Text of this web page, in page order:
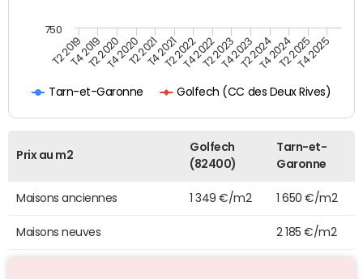
Tarn-et-Garonne Golfech (CC des Deux Rives)
T2 2019T4 2019T2 2020T4 2020T2 2021T4 2021T2 2022T4 2022T2 2023T4 2023T2 2024T4 2024T2 2025T4 2025
750
Prix au m2
Golfech
(82400)
Tarn-et-
Garonne
Maisons anciennes 1 349 €/m2 1 650 €/m2
Maisons neuves 2 185 €/m2